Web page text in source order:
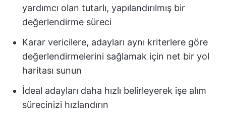
yardımcı olan tutarlı, yapılandırılmış bir
değerlendirme süreci
Karar vericilere, adayları aynı kriterlere göre
değerlendirmelerini sağlamak için net bir yol
haritası sunun
İdeal adayları daha hızlı belirleyerek işe alım
sürecinizi hızlandırın